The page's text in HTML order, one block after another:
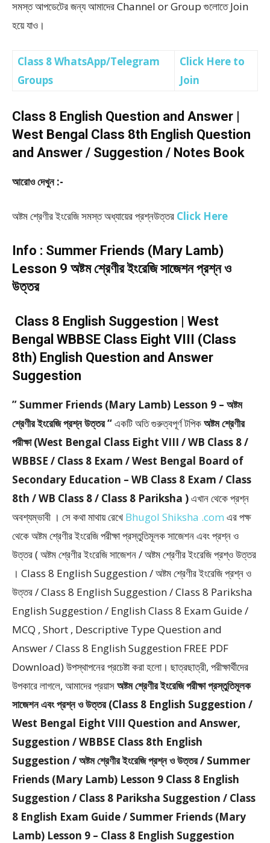
সমস্ত আপডেটের জন্য আমাদের Channel or Group গুলোতে Join
হয়ে যাও।
Class 8 WhatsApp/Telegram
Groups
Click Here to
Join
Class 8 English Question and Answer |
West Bengal Class 8th English Question
and Answer / Suggestion / Notes Book
আরোও দেখুন :-
অষ্টম শ্রেণীর ইংরেজি সমস্ত অধ্যায়ের প্রশ্নউত্তর Click Here
Info : Summer Friends (Mary Lamb)
Lesson 9 অষ্টম শ্রেণীর ইংরেজি সাজেশন প্রশ্ন ও
উত্তর
Class 8 English Suggestion | West
Bengal WBBSE Class Eight VIII (Class
8th) English Question and Answer
Suggestion
” Summer Friends (Mary Lamb) Lesson 9 – অষ্টম
শ্রেণীর ইংরেজি প্রশ্ন উত্তর “একটি অতি গুরুত্বপূর্ণ টপিকঅষ্টম শ্রেণীর
পরীক্ষা (West Bengal Class Eight VIII / WB Class 8 /
WBBSE / Class 8 Exam / West Bengal Board of
Secondary Education – WB Class 8 Exam / Class
8th / WB Class 8 / Class 8 Pariksha )এখান থেকে প্রশ্ন
অবশ্যম্ভাবী । সে কথা মাথায় রেখে Bhugol Shiksha .com এর পক্ষ
থেকে অষ্টম শ্রেণীর ইংরেজি পরীক্ষা প্রস্তুতিমূলক সাজেশন এবং প্রশ্ন ও
উত্তর ( অষ্টম শ্রেণীর ইংরেজি সাজেশন / অষ্টম শ্রেণীর ইংরেজি প্রশ্ও উত্তর
। Class 8 English Suggestion / অষ্টম শ্রেণীর ইংরেজি প্রশ্ন ও
উত্তর / Class 8 English Suggestion / Class 8 Pariksha
English Suggestion / English Class 8 Exam Guide /
MCQ , Short , Descriptive Type Question and
Answer / Class 8 English Suggestion FREE PDF
Download) উপস্থাপনের প্রচেষ্টা করা হলাে। ছাত্রছাত্রী, পরীক্ষার্থীদের
উপকারে লাগলে, আমাদের প্রয়াসঅষ্টম শ্রেণীর ইংরেজি পরীক্ষা প্রস্তুতিমূলক
সাজেশন এবং প্রশ্ন ও উত্তর (Class 8 English Suggestion /
West Bengal Eight VIII Question and Answer,
Suggestion / WBBSE Class 8th English
Suggestion / অষ্টম শ্রেণীর ইংরেজি প্রশ্ন ও উত্তর / Summer
Friends (Mary Lamb) Lesson 9 Class 8 English
Suggestion / Class 8 Pariksha Suggestion / Class
8 English Exam Guide / Summer Friends (Mary
Lamb) Lesson 9 – Class 8 English Suggestion